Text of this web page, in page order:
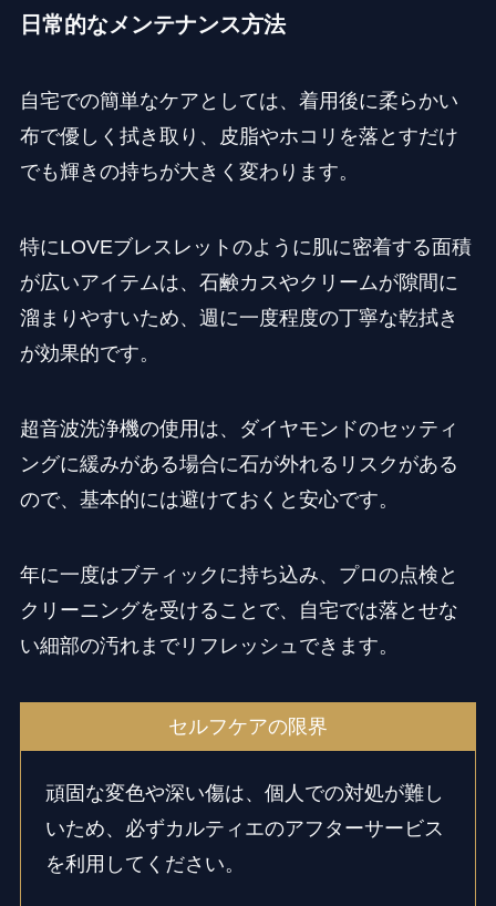
日常的なメンテナンス方法
自宅での簡単なケアとしては、着用後に柔らかい
布で優しく拭き取り、皮脂やホコリを落とすだけ
でも輝きの持ちが大きく変わります。
特にLOVEブレスレットのように肌に密着する面積
が広いアイテムは、石鹸カスやクリームが隙間に
溜まりやすいため、週に一度程度の丁寧な乾拭き
が効果的です。
超音波洗浄機の使用は、ダイヤモンドのセッティ
ングに緩みがある場合に石が外れるリスクがある
ので、基本的には避けておくと安心です。
年に一度はブティックに持ち込み、プロの点検と
クリーニングを受けることで、自宅では落とせな
い細部の汚れまでリフレッシュできます。
セルフケアの限界
頑固な変色や深い傷は、個人での対処が難し
いため、必ずカルティエのアフターサービス
を利用してください。